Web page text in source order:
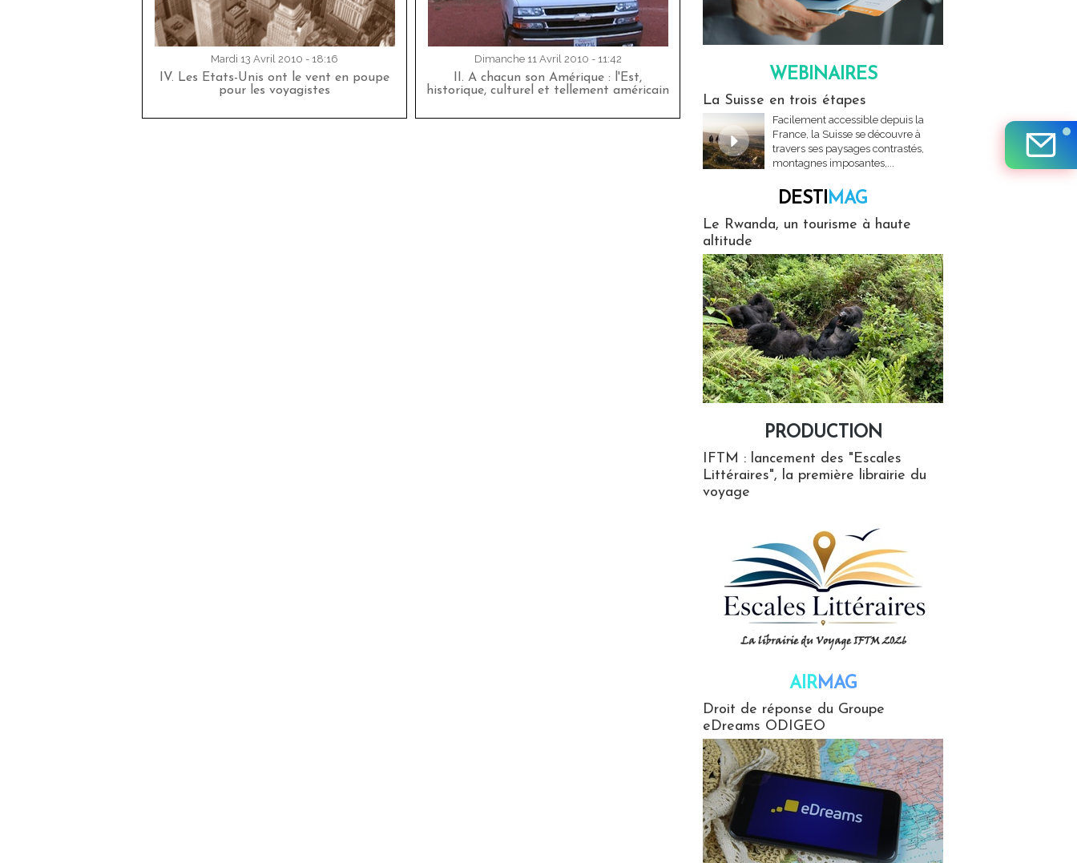
Mardi 13 Avril 2010 - 18:16
IV. Les Etats-Unis ont le vent en poupe
pour les voyagistes
Dimanche 11 Avril 2010 - 11:42
II. A chacun son Amérique : l'Est,
historique, culturel et tellement américain
WEBINAIRES
La Suisse en trois étapes
Facilement accessible depuis la
France, la Suisse se découvre à
travers ses paysages contrastés,
montagnes imposantes,...
DESTIMAG
Le Rwanda, un tourisme à haute
altitude
PRODUCTION
IFTM : lancement des "Escales
Littéraires", la première librairie du
voyage
AIRMAG
Droit de réponse du Groupe
eDreams ODIGEO